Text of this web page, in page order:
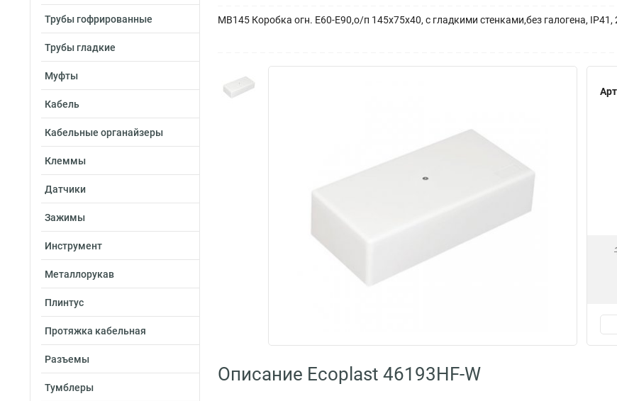
Трубы гофрированные
Трубы гладкие
Муфты
Кабель
Кабельные органайзеры
Клеммы
Датчики
Зажимы
Инструмент
Металлорукав
Плинтус
Протяжка кабельная
Разъемы
Тумблеры
MB145 Коробка огн. E60-E90,о/п 145х75х40, с гладкими стенками,без галогена,
Описание Ecoplast 46193HF-W